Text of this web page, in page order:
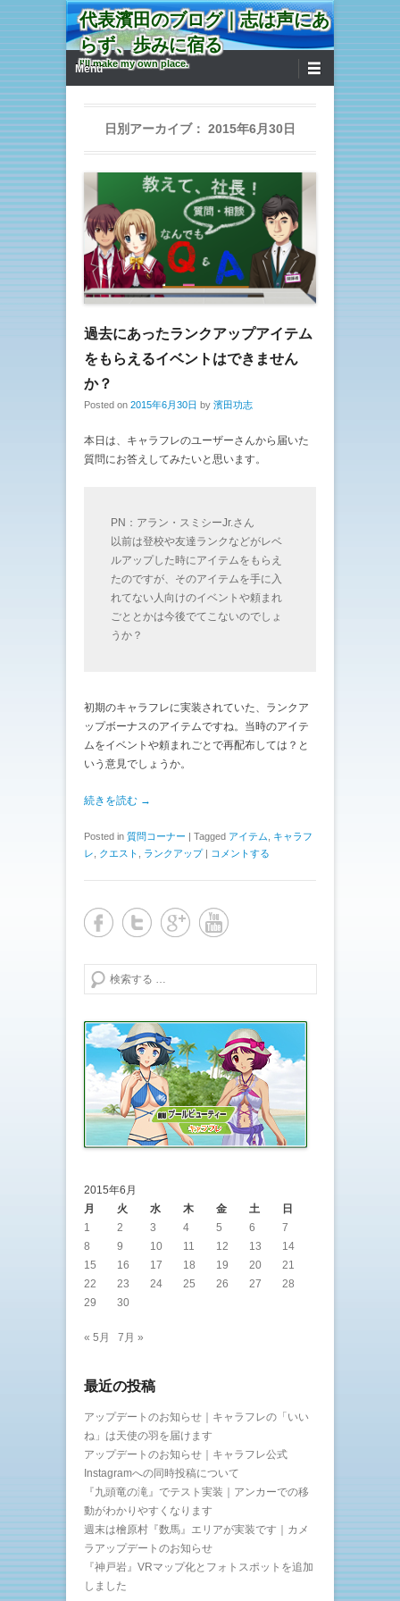
代表濱田のブログ｜志は声にあ
らず、歩みに宿る
I'll make my own place.
第1メニュー
コンテンツへ移動
Menu
日別アーカイブ： 2015年6月30日
過去にあったランクアップアイテム
をもらえるイベントはできません
か？
Posted on 2015年6月30日 by 濱田功志
本日は、キャラフレのユーザーさんから届いた
質問にお答えしてみたいと思います。
PN：アラン・スミシーJr.さん
以前は登校や友達ランクなどがレベ
ルアップした時にアイテムをもらえ
たのですが、そのアイテムを手に入
れてない人向けのイベントや頼まれ
ごととかは今後でてこないのでしょ
うか？
初期のキャラフレに実装されていた、ランクア
ップボーナスのアイテムですね。当時のアイテ
ムをイベントや頼まれごとで再配布しては？と
いう意見でしょうか。
続きを読む →
Posted in 質問コーナー | Tagged アイテム
キャラフ
レ
クエスト ランクアップ | コメントする
検索する
2015年6月
月
火 水 木 金 土
日
1
2 3 4 5 6
7
8
9 10 11 12 13
14
15
16 17 18 19 20
21
22
23 24 25 26 27
28
29
30
« 5月 7月 »
最近の投稿
アップデートのお知らせ｜キャラフレの「いい
ね」は天使の羽を届けます
アップデートのお知らせ｜キャラフレ公式
Instagramへの同時投稿について
『九頭竜の滝』でテスト実装｜アンカーでの移
動がわかりやすくなります
週末は檜原村『数馬』エリアが実装です｜カメ
ラアップデートのお知らせ
『神戸岩』VRマップ化とフォトスポットを追加
しました